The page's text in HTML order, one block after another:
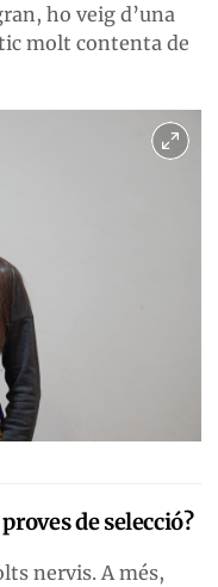
ho veig d’una
molt contenta de
de selecció?
nervis. A més,